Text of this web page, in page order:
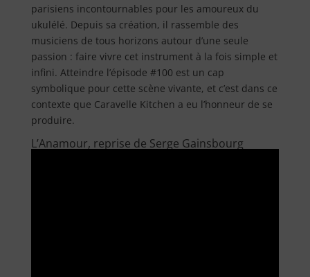
parisiens incontournables pour les amoureux du
ukulélé. Depuis sa création, il rassemble des
musiciens de tous horizons autour d’une seule
passion : faire vivre cet instrument à la fois simple et
infini. Atteindre l’épisode #100 est un cap
symbolique pour cette scène vivante, et c’est dans ce
contexte que Caravelle Kitchen a eu l’honneur de se
produire.
L’Anamour, reprise de Serge Gainsbourg